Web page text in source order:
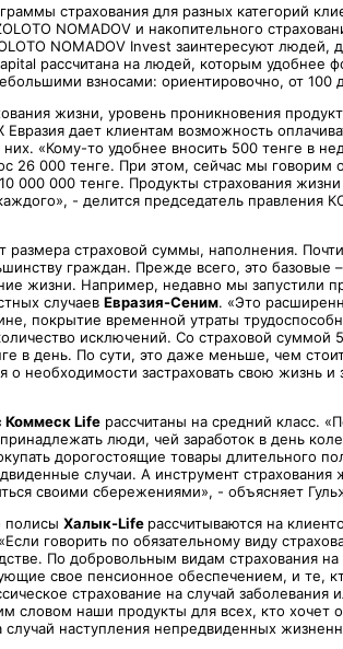
страхования для разных категорий
NOMADOV и накопительного
NOMADOV Invest заинтересуют
рассчитана на людей, которым удобнее
взносами: ориентировочно, от 100
жизни, уровень проникновения
дает клиентам возможность
«Кому-то удобнее вносить 500 тенге в
26 000 тенге. При этом, сейчас мы говорим
000 000 тенге. Продукты страхования
- делится председатель правления
размера страховой суммы, наполнения.
граждан. Прежде всего, это базовые –
жизни. Например, недавно мы запустили
случаев Евразия-Сеним. «Это
покрытие временной утраты
исключений. Со страховой суммой
в день. По сути, это даже меньше, чем
необходимости застраховать свою жизнь и
Коммеск Life рассчитаны на средний класс.
люди, чей заработок в день
дорогостоящие товары длительного
случаи. А инструмент страхования
своими сбережениями», - объясняет
полисы Халык-Life рассчитываются на
говорить по обязательному виду
По добровольным видам страхования
свое пенсионное обеспечением, и те,
страхование на случай заболевания
словом наши продукты для всех, кто хочет
наступления непредвиденных